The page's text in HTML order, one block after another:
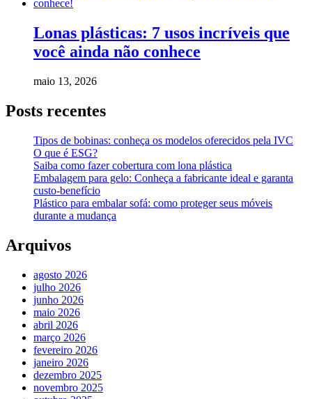
Lonas plásticas: 7 usos incríveis que
você ainda não conhece
maio 13, 2026
Posts recentes
Tipos de bobinas: conheça os modelos oferecidos pela IVC
O que é ESG?
Saiba como fazer cobertura com lona plástica
Embalagem para gelo: Conheça a fabricante ideal e garanta
custo-benefício
Plástico para embalar sofá: como proteger seus móveis
durante a mudança
Arquivos
agosto 2026
julho 2026
junho 2026
maio 2026
abril 2026
março 2026
fevereiro 2026
janeiro 2026
dezembro 2025
novembro 2025